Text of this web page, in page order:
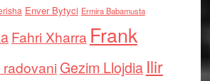
Enver Bytyci Ermira Babamusta
Fahri Xharra Frank
radovaniGezim Llojdia Ilir